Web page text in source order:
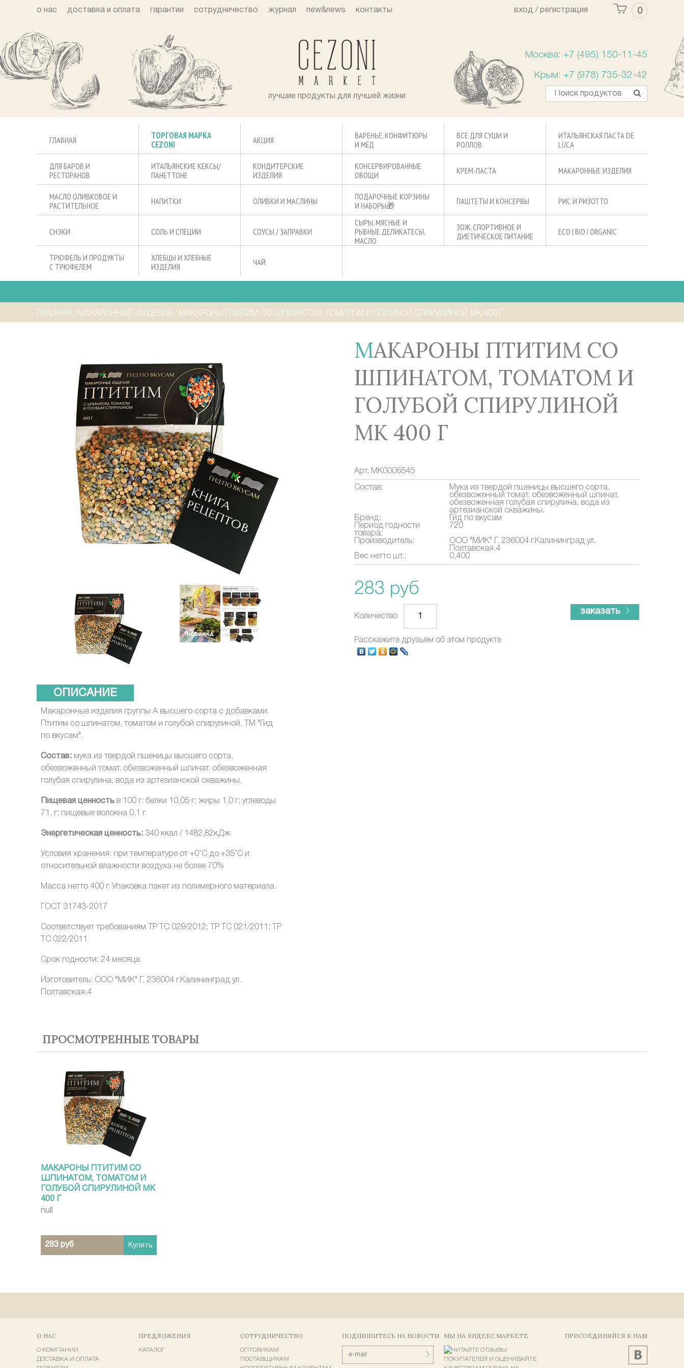
о нас доставка и оплата гарантии сотрудничество журнал new&news контакты 0
вход / регистрация
лучшие продукты для лучшей жизни
Москва: +7 (495) 150-11-45
Крым: +7 (978) 735-32-42
ГЛАВНАЯ
ТОРГОВАЯ МАРКА
CEZONI
АКЦИЯ
ВАРЕНЬЕ, КОНФИТЮРЫ
И МЁД
ВСЕ ДЛЯ СУШИ И
РОЛЛОВ
ИТАЛЬЯНСКАЯ ПАСТА DE
LUCA
ДЛЯ БАРОВ И
РЕСТОРАНОВ
ИТАЛЬЯНСКИЕ КЕКСЫ/
ПАНЕТТОНЕ
КОНДИТЕРСКИЕ
ИЗДЕЛИЯ
КОНСЕРВИРОВАННЫЕ
ОВОЩИ
КРЕМ-ПАСТА МАКАРОННЫЕ ИЗДЕЛИЯ
МАСЛО ОЛИВКОВОЕ И
РАСТИТЕЛЬНОЕ
НАПИТКИ ОЛИВКИ И МАСЛИНЫ
ПОДАРОЧНЫЕ КОРЗИНЫ
И НАБОРЫ🎁
ПАШТЕТЫ И КОНСЕРВЫ РИС И РИЗОТТО
СНЭКИ СОЛЬ И СПЕЦИИ СОУСЫ / ЗАПРАВКИ
СЫРЫ, МЯСНЫЕ И
РЫБНЫЕ ДЕЛИКАТЕСЫ,
МАСЛО
ЗОЖ, СПОРТИВНОЕ И
ДИЕТИЧЕСКОЕ ПИТАНИЕ
ECO | BIO I ORGANIC
ТРЮФЕЛЬ И ПРОДУКТЫ
С ТРЮФЕЛЕМ
ХЛЕБЦЫ И ХЛЕБНЫЕ
ИЗДЕЛИЯ
ЧАЙ
ГЛАВНАЯ ⁄ МАКАРОННЫЕ ИЗДЕЛИЯ ⁄ МАКАРОНЫ ПТИТИМ СО ШПИНАТОМ, ТОМАТОМ И ГОЛУБОЙ СПИРУЛИНОЙ МК 400 Г
ОПИСАНИЕ
Макаронные изделия группы А высшего сорта с добавками.
Птитим со шпинатом, томатом и голубой спирулиной. ТМ "Гид
по вкусам".
Состав: мука из твердой пшеницы высшего сорта,
обезвоженный томат, обезвоженный шпинат, обезвоженная
голубая спирулина, вода из артезианской скважины.
Пищевая ценность в 100 г: белки 10,05 г; жиры 1,0 г; углеводы
71, г; пищевые волокна 0,1 г.
Энергетическая ценность: 340 ккал / 1482,82кДж
Условия хранения: при температуре от +0˚C до +35˚C и
относительной влажности воздуха не более 70%
Масса нетто 400 г. Упаковка пакет из полимерного материала.
ГОСТ 31743-2017
Соответствует требованиям ТР ТС 029/2012; ТР ТС 021/2011; ТР
ТС 022/2011
Срок годности: 24 месяца
Изготовитель: ООО "МИК" Г. 236004 г.Калининград ул.
Полтавская,4
МАКАРОНЫ ПТИТИМ СО
ШПИНАТОМ, ТОМАТОМ И
ГОЛУБОЙ СПИРУЛИНОЙ
МК 400 Г
Арт. МК0006545
Состав:
Мука из твердой пшеницы высшего сорта,
обезвоженный томат, обезвоженный шпинат,
обезвоженная голубая спирулина, вода из
артезианской скважины.
Бренд:
Гид по вкусам
Период годности
товара:
720
Производитель:
ООО "МИК" Г. 236004 г.Калининград ул.
Полтавская,4
Вес нетто шт.:
0,400
283 руб
Количество
заказать
Расскажите друзьям об этом продукте
ПРОСМОТРЕННЫЕ ТОВАРЫ
МАКАРОНЫ ПТИТИМ СО
ШПИНАТОМ, ТОМАТОМ И
ГОЛУБОЙ СПИРУЛИНОЙ МК
400 Г
null
283 руб Купить
О НАС
О КОМПАНИИ
ДОСТАВКА И ОПЛАТА
ПРЕДЛОЖЕНИЯ
КАТАЛОГ
СОТРУДНИЧЕСТВО
ОПТОВИКАМ
ПОСТАВЩИКАМ
ПОДПИШИТЕСЬ НА НОВОСТИ МЫ НА ЯНДЕКС.МАРКЕТЕ ПРИСОЕДИНЯЙСЯ К НАМ